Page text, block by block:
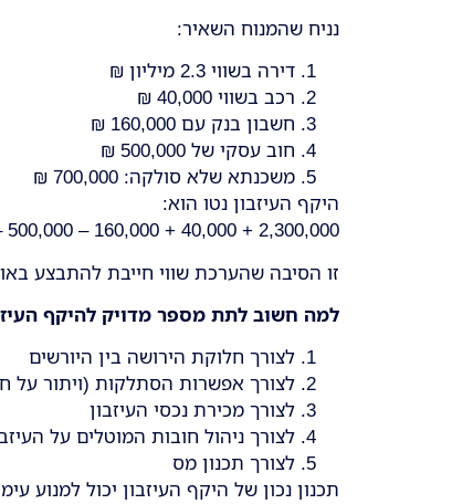
נניח שהמנוח השאיר:
דירה בשווי 2.3 מיליון ₪
רכב בשווי 40,000 ₪
חשבון בנק עם 160,000 ₪
חוב עסקי של 500,000 ₪
משכנתא שלא סולקה: 700,000 ₪
היקף העיזבון נטו הוא:
2,300,000 + 40,000 + 160,000 – 500,000 – 700,000 = 1,300,000 ₪
זו הסיבה שהערכת שווי חייבת להתבצע
למה חשוב לתת מספר מדויק להיקף
לצורך חלוקת הירושה בין היורשים
לצורך אפשרות הסתלקות (ויתור על
לצורך מכירת נכסי העיזבון
לצורך ניהול חובות המוטלים על
לצורך תכנון מס
תכנון נכון של היקף העיזבון יכול למנוע